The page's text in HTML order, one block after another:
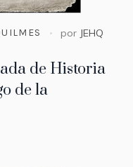
por JEHQ
de Historia
de la